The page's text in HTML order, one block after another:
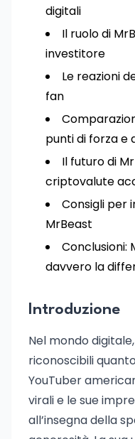
digitali
Il ruolo di
investitore
Le reazioni
fan
punti di forza e
Il futuro di
criptovalute
Consigli per
MrBeast
Conclusioni:
davvero la
Introduzione
Nel mondo
riconoscibili
YouTuber
virali e le sue
all’insegna della